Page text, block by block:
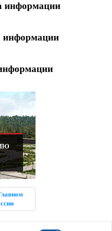
информации
информации